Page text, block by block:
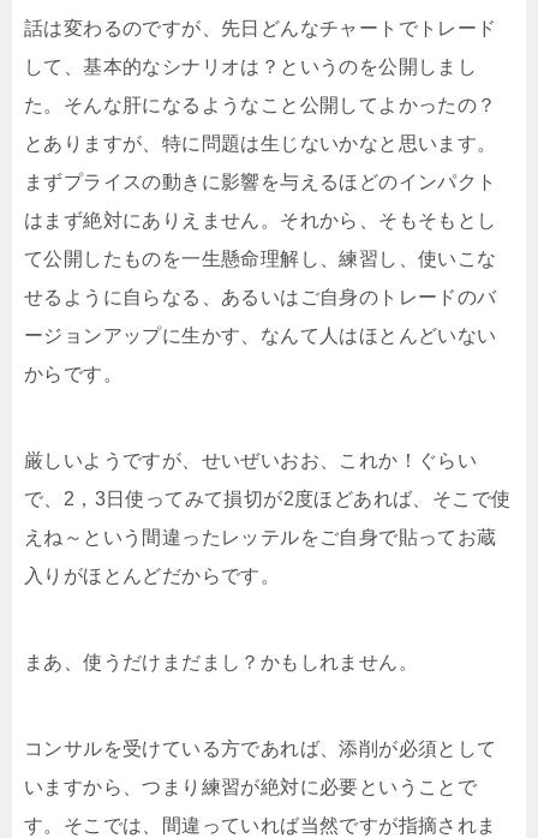
話は変わるのですが、先日どんなチャートでトレード
して、基本的なシナリオは？というのを公開しまし
た。そんな肝になるようなこと公開してよかったの？
とありますが、特に問題は生じないかなと思います。
まずプライスの動きに影響を与えるほどのインパクト
はまず絶対にありえません。それから、そもそもとし
て公開したものを一生懸命理解し、練習し、使いこな
せるように自らなる、あるいはご自身のトレードのバ
ージョンアップに生かす、なんて人はほとんどいない
からです。
厳しいようですが、せいぜいおお、これか！ぐらい
で、2，3日使ってみて損切が2度ほどあれば、そこで使
えね～という間違ったレッテルをご自身で貼ってお蔵
入りがほとんどだからです。
まあ、使うだけまだまし？かもしれません。
コンサルを受けている方であれば、添削が必須として
いますから、つまり練習が絶対に必要ということで
す。そこでは、間違っていれば当然ですが指摘されま